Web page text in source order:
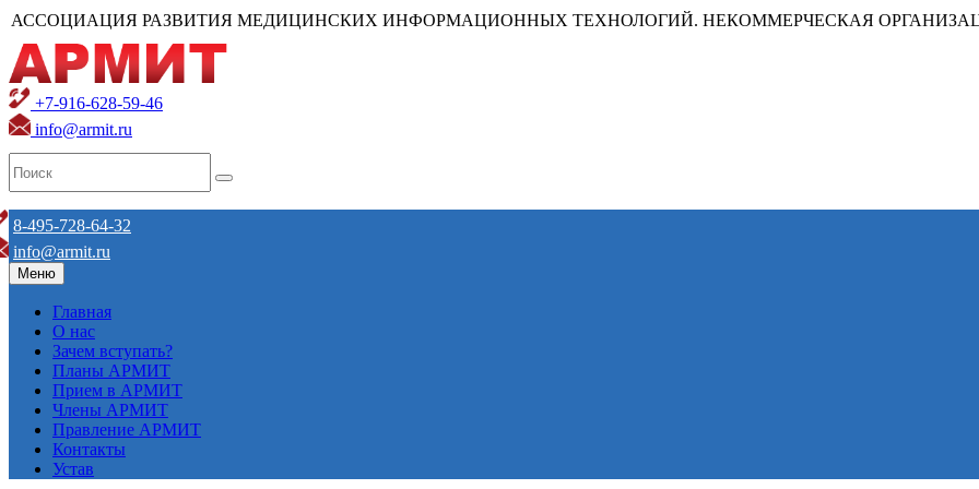
АССОЦИАЦИЯ РАЗВИТИЯ МЕДИЦИНСКИХ ИНФОРМАЦИОННЫХ ТЕХНОЛОГИЙ. НЕКОММЕРЧЕСКАЯ
+7-916-628-59-46
info@armit.ru
8-495-728-64-32
info@armit.ru
Меню
Главная
О нас
Зачем вступать?
Планы АРМИТ
Прием в АРМИТ
Члены АРМИТ
Правление АРМИТ
Контакты
Устав